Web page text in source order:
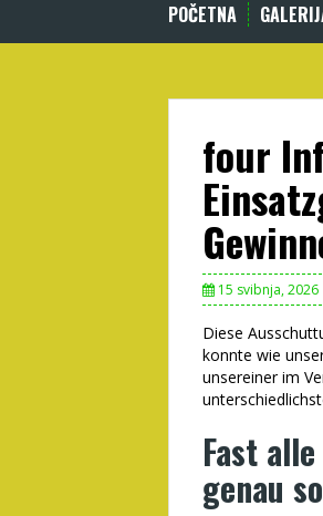
POČETNA
four
15 svibnja, 2026
Diese
konnte wie
unsereiner im
Fast
genau